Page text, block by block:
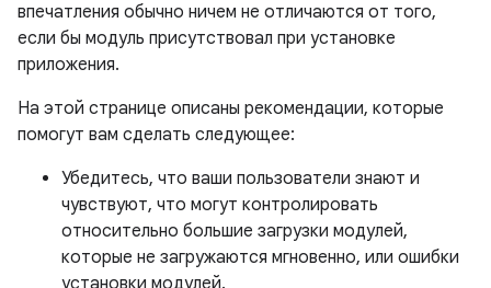
впечатления обычно ничем не отличаются от того,
если бы модуль присутствовал при установке
приложения.
На этой странице описаны рекомендации, которые
помогут вам сделать следующее:
Убедитесь, что ваши пользователи знают и
чувствуют, что могут контролировать
относительно большие загрузки модулей,
которые не загружаются мгновенно, или ошибки
установки модулей.